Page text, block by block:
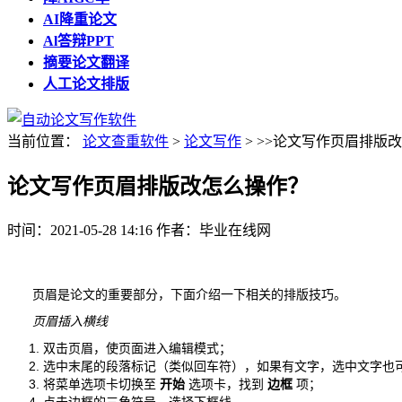
AI降重论文
Al答辩PPT
摘要论文翻译
人工论文排版
当前位置： 论文查重软件 > 论文写作 > >>论文写作页眉排版改
论文写作页眉排版改怎么操作？
时间：2021-05-28 14:16 作者：毕业在线网
页眉是论文的重要部分，下面介绍一下相关的排版技巧。
页眉插入横线
双击页眉，使页面进入编辑模式；
选中末尾的段落标记（类似回车符），如果有文字，选中文字也
将菜单选项卡切换至 开始 选项卡，找到 边框 项；